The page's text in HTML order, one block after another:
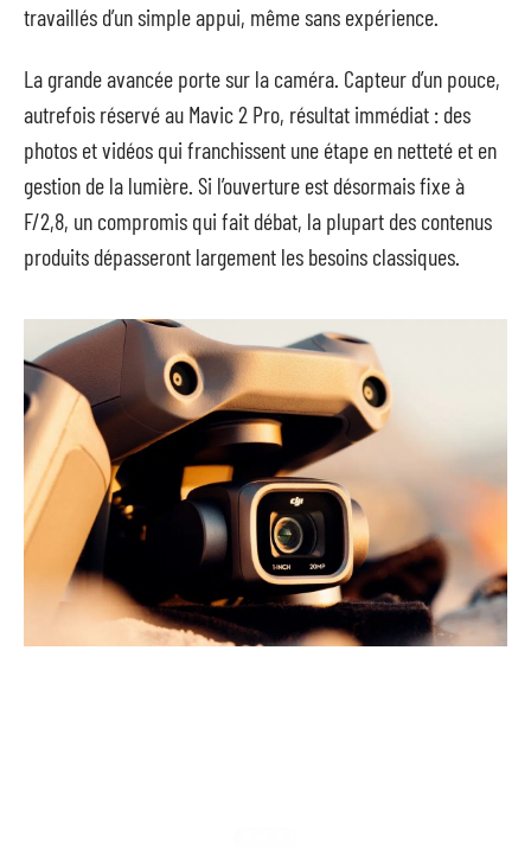
travaillés d’un simple appui, même sans expérience.
La grande avancée porte sur la caméra. Capteur d’un pouce,
autrefois réservé au Mavic 2 Pro, résultat immédiat : des
photos et vidéos qui franchissent une étape en netteté et en
gestion de la lumière. Si l’ouverture est désormais fixe à
F/2,8, un compromis qui fait débat, la plupart des contenus
produits dépasseront largement les besoins classiques.